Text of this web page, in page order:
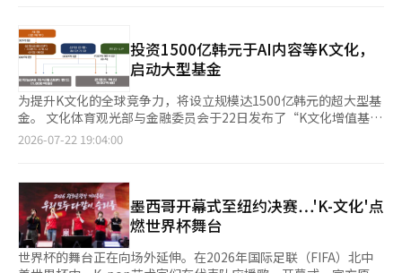
立了一个新的旅游服务检查体系，选拔了50名参与者组成的“网络
检查小组”，负责检查全国主要旅游地的接待情况。检查结果将反
馈给地方政府，以便进行现场改进。 ◆ K-文化、医疗、MICE相结
合……延长地方停留 朴成赫强调，K-文化、医疗旅游和MICE应与
地方旅游相结合，以吸引游客体验周边地区并延长停留时间。
“我认为K-POP已经接近主流，但各国正在学习K-POP的制作系
统，发展自己的内容，随时可能面临挑战。” 他提出的解决方案
特故事。”因此，旅游公社也在与娱乐公司和地方旅游内容进行策
划。 医疗旅游和MICE也被视为增加地方停留和消费的领域。朴成
赫表示：“过去提到医疗旅游时，大家只想到整形外科，但现在已
经不再是这样。”从重症治疗到健康检查、牙科等领域的范围都在
扩大，去年医疗游客首次突破200万人。公社最近完成了中亚的路
问题，并与相关机构协作，进行系统性支持。” 在2日，体育会已
发布了参加此次亚运会的国家代表队广告出演（规则40）及比赛服
装、设备（规则50）指南，启动了对运动员权益的保护措施。 亚
洲奥林匹克理事会（OCA）为保护亚运会的商业价值和官方赞助商
权益，同时保障参与者的权益，遵循国际奥林匹克委员会（IOC）
奥林匹克宪章原则。因此，体育会为运动员、教练员、项目团体、
赞助商及非赞助商等提供了遵守复杂国际规定的标准指导。※ 本
39万5246人，同比去年同月（27万7454人）增长了42.5%。考虑
到同一时期首都圈机场入境客增幅为18.2%，这一增长势头显著。
此外，6月访问韩国的外国游客总数为199万人，同比增加
23.1%。因此，今年上半年累计访韩游客达1071万人。 文化体育
观光部旅游政策室长姜正源表示：“上半年访韩旅游市场的快速增
长，是不可替代的‘K-文化’魅力与政府、旅游业界努力相结合的
结果。”他还表示：“地方机场入境客及消费额的增加等也是令人
鼓舞的成果。文化体育观光部将继续不遗余力地支持政策，使整个
翻译与编辑。
划。该委员会由文化体育观光部长官崔辉荣与JYP娱乐音乐制作人
朴轸永共同担任委员长。委员会方面表示，此举旨在整合韩国文化
产业资源，打造具有全球影响力的代表性大型文化活动，带动旅
游、文化内容等相关产业协同发展。 “FANOMENON”是集K-
POP演唱会、粉丝奖项评选及韩国文化（K-文化）展览体验于一体
的综合节庆，其名称由“粉丝”（Fan）与“现
象”（Phenomenon）组合而成，寓意“由粉丝缔造的文化现
象”，强调粉丝不仅是内容消费者，更是推动K-文化全球传播的重
行正式活动。届时，预计明年5月竣工的首尔竞技场将连续两周举
办大型K-POP演唱会，邀请韩国及海外知名歌手同台演出，并举办
以粉丝文化为主题的颁奖典礼，由艺人或品牌代表粉丝团体领奖，
表彰过去一年影响力最大的粉丝群体。 高阳KINTEX第二展览馆将
举办多位艺人参演的音乐节，以及涵盖美食、美妆、时尚、网络漫
画、影视、动漫等领域的K-文化展览和互动体验活动，同时配套举
投资1500亿韩元于AI内容等K文化，
启动大型基金
为提升K文化的全球竞争力，将设立规模达1500亿韩元的超大型基
金。 文化体育观光部与金融委员会于22日发布了“K文化增值基
金”运营公司的招募公告。 该基金为国民成长基金，旨在投资于K
吸引700亿韩元以上的民间资金，形成1500亿韩元的规模。 此
前，文化部已运营母基金文化账户、电影账户及K内容·媒体战略
基金等，但大多数规模在500亿韩元左右，限制了对制作成本高的
大型内容的投资。这次将整体基金规模扩大至1500亿韩元，预计
将实现大规模投资。 该基金将分为AI·知识产权（IP）领域和内容
2026-07-22 19:04:00
墨西哥开幕式至纽约决赛…'K-文化'点
燃世界杯舞台
世界杯的舞台正在向场外延伸。在2026年国际足联（FIFA）北中